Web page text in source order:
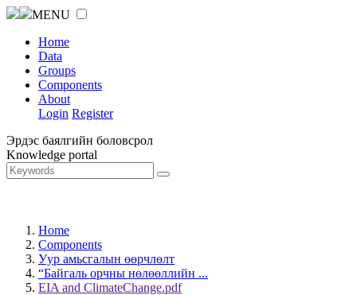
MENU
Home
Data
Groups
Components
About
Login Register
Эрдэс баялгийн боловсрол
Knowledge portal
Home
Components
Уур амьсгалын өөрчлөлт
“Байгаль орчны нөлөөллийн ...
EIA and ClimateChange.pdf